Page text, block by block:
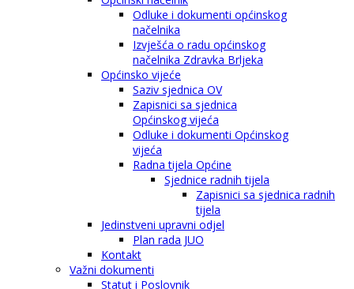
Odluke i dokumenti općinskog
načelnika
Izvješća o radu općinskog
načelnika Zdravka Brljeka
Općinsko vijeće
Saziv sjednica OV
Zapisnici sa sjednica
Općinskog vijeća
Odluke i dokumenti Općinskog
vijeća
Radna tijela Općine
Sjednice radnih tijela
Zapisnici sa sjednica radnih
tijela
Jedinstveni upravni odjel
Plan rada JUO
Kontakt
Važni dokumenti
Statut i Poslovnik